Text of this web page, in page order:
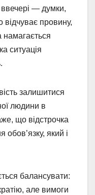
ввечері — думки,
відчуває провину,
ситуація
залишитися
людини в
що відстрочка
який і
балансувати:
але вимоги